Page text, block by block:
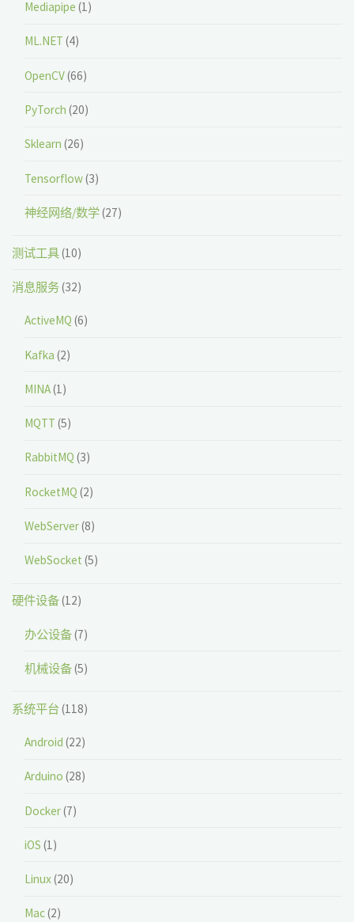
Mediapipe (1)
ML.NET (4)
OpenCV(66)
PyTorch (20)
Sklearn (26)
Tensorflow(3)
神经网络/数学(27)
测试工具(10)
消息服务(32)
ActiveMQ (6)
Kafka (2)
MINA(1)
MQTT (5)
RabbitMQ (3)
RocketMQ (2)
WebServer(8)
WebSocket (5)
硬件设备(12)
办公设备(7)
机械设备(5)
系统平台 (118)
Android (22)
Arduino (28)
Docker(7)
iOS (1)
Linux(20)
Mac(2)